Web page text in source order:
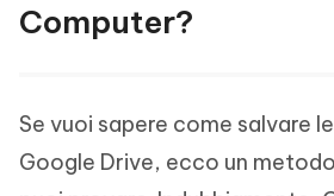
Computer?
Se vuoi sapere come salvare
Google Drive, ecco un